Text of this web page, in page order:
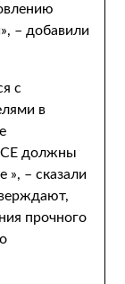
– добавили
с
в
должны
», – сказали
прочного